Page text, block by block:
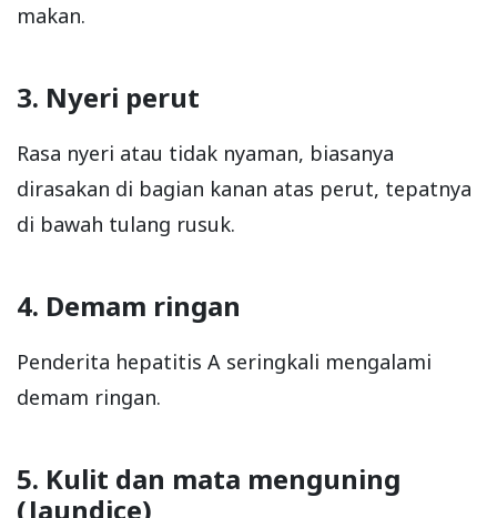
makan.
3. Nyeri perut
Rasa nyeri atau tidak nyaman, biasanya
dirasakan di bagian kanan atas perut, tepatnya
di bawah tulang rusuk.
4. Demam ringan
Penderita hepatitis A seringkali mengalami
demam ringan.
5. Kulit dan mata menguning
(Jaundice)